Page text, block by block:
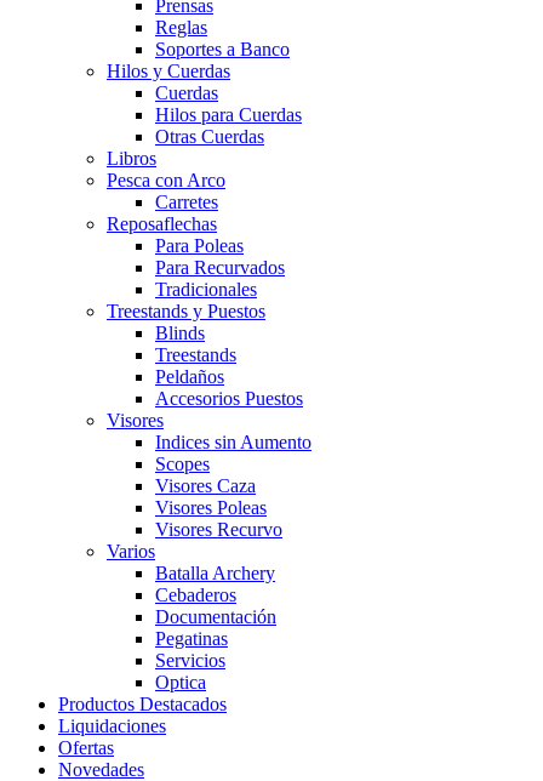
Prensas
Reglas
Soportes a Banco
Hilos y Cuerdas
Cuerdas
Hilos para Cuerdas
Otras Cuerdas
Libros
Pesca con Arco
Carretes
Reposaflechas
Para Poleas
Para Recurvados
Tradicionales
Treestands y Puestos
Blinds
Treestands
Peldaños
Accesorios Puestos
Visores
Indices sin Aumento
Scopes
Visores Caza
Visores Poleas
Visores Recurvo
Varios
Batalla Archery
Cebaderos
Documentación
Pegatinas
Servicios
Optica
Productos Destacados
Liquidaciones
Ofertas
Novedades